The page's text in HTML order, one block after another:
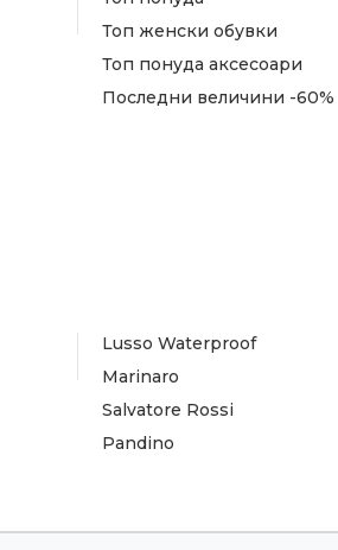
Топ женски обувки
Топ понуда аксесоари
Последни величини -60%
Lusso Waterproof
Marinaro
Salvatore Rossi
Pandino